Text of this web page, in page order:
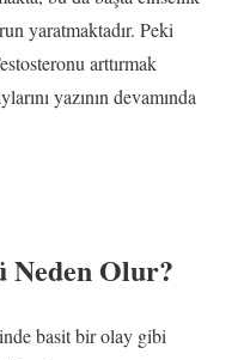
yaratmaktadır. Peki
arttırmak
yazının devamında
Neden Olur?
basit bir olay gibi